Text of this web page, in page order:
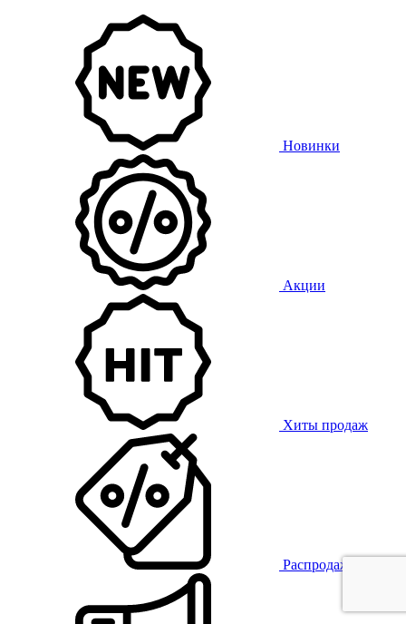
Новинки
Акции
Хиты продаж
Распродажа